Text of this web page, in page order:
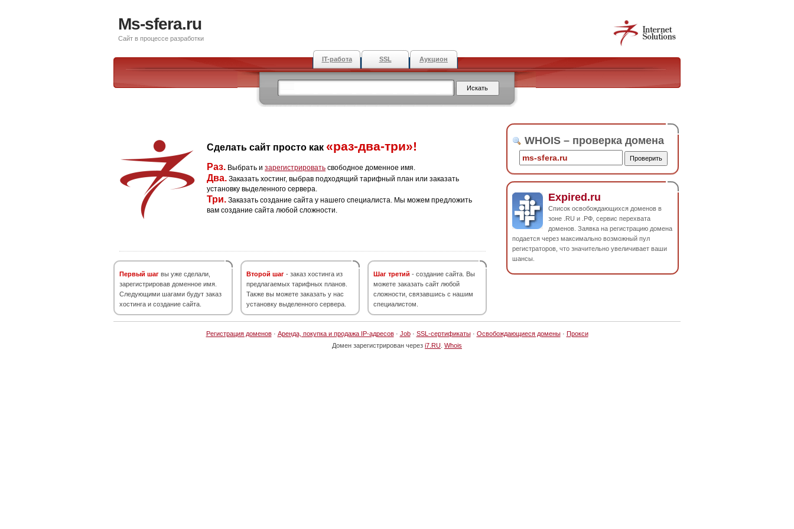
Ms-sfera.ru
Сайт в процессе разработки
IT-работа SSL Аукцион
Сделать сайт просто как «раз-два-три»!
Раз. Выбрать и зарегистрировать свободное доменное имя.
Два. Заказать хостинг, выбрав подходящий тарифный план или заказать
установку выделенного сервера.
Три. Заказать создание сайта у нашего специалиста. Мы можем предложить
вам создание сайта любой сложности.
Первый шаг вы уже сделали,
зарегистрировав доменное имя.
Следующими шагами будут заказ
хостинга и создание сайта.
Второй шаг - заказ хостинга из
предлагаемых тарифных планов.
Также вы можете заказать у нас
установку выделенного сервера.
Шаг третий - создание сайта. Вы
можете заказать сайт любой
сложности, связавшись с нашим
специалистом.
WHOIS – проверка домена
Expired.ru
Список освобождающихся доменов в
зоне .RU и .РФ, сервис перехвата
доменов. Заявка на регистрацию домена
подается через максимально возможный пул
регистраторов, что значительно увеличивает ваши
шансы.
Регистрация доменов· Аренда, покупка и продажа IP-адресов· Job· SSL-сертификаты· Освобождающиеся домены· Прокси
Домен зарегистрирован через i7.RU Whois